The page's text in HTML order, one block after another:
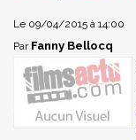
Le 09/04/2015 à 14:00
Par Fanny Bellocq